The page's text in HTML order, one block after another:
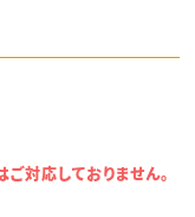
対応しておりません。